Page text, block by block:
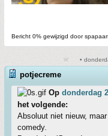
Bericht 0% gewijzigd door
•
potjecreme
Op donderdag
het volgende:
Absoluut niet nieuw,
comedy.